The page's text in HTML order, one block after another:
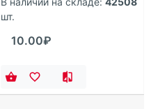
шт.
10.00₽